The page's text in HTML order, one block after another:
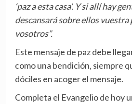
‘paz a esta casa’. Y si allí hay
descansará sobre ellos vuestra
vosotros”.
Este mensaje de paz debe
como una bendición, siempre
dóciles en acoger el mensaje.
Completa el Evangelio de hoy